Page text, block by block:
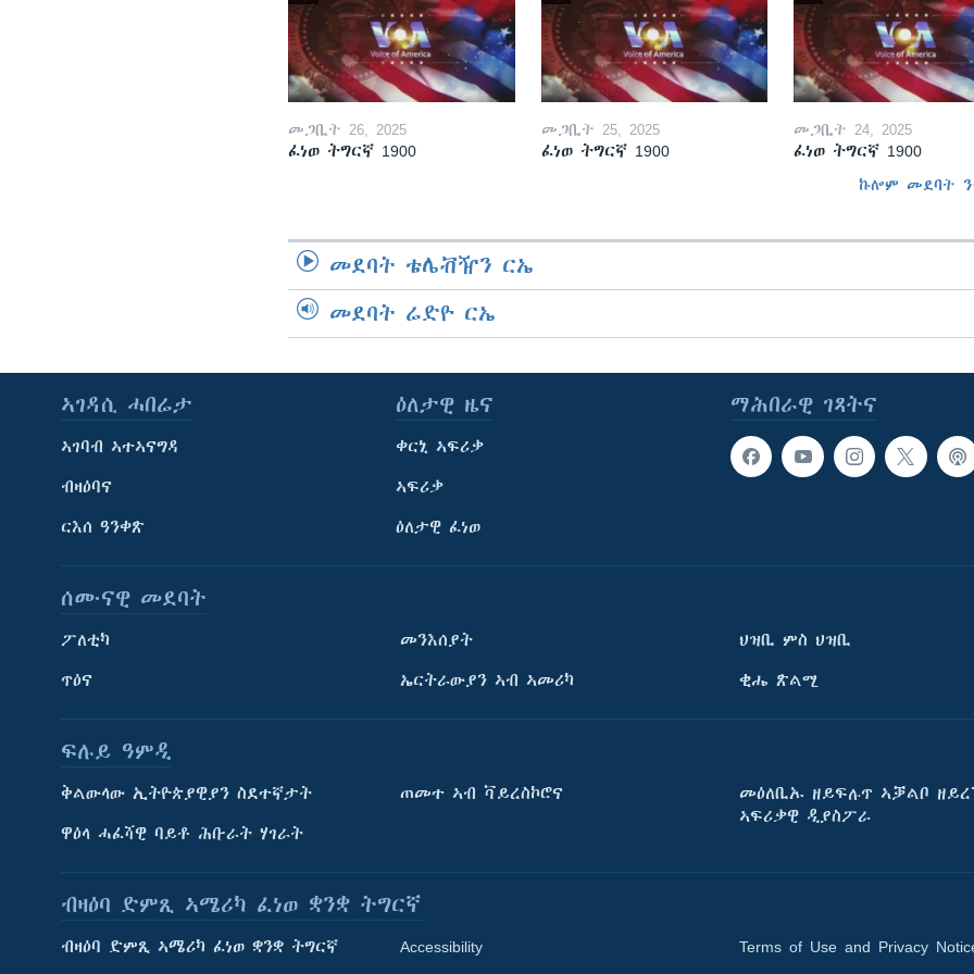
ትምህርቲ እንግሊዝኛ
ማሕበራዊ ገጻትና
መጋቢት 26, 2025
ፈነወ ትግርኛ 1900
መጋቢት 25, 2025
ፈነወ ትግርኛ 1900
መጋቢት 24, 2025
ፈነወ ትግርኛ 1900
ኩሎም መደባት
መደባት ቴሌቭዥን ርኤ
መደባት ሬድዮ ርኤ
ማሕበራዊ ገጻትና
ኣገዳሲ ሓበሬታ
ኣገባብ ኣተኣናግዳ
ብዛዕባና
ርእሰ ዓንቀጽ
ዕለታዊ ዜና
ቀርኒ ኣፍሪቃ
ኣፍሪቃ
ዕለታዊ ፈነወ
ሰሙናዊ መደባት
ፖለቲካ
ጥዕና
መንእሰያት
ኤርትራውያን ኣብ ኣመሪካ
ህዝቢ ምስ ህዝቢ
ቂሔ ጽልሚ
ፍሉይ ዓምዲ
ቅልውላው ኢትዮጵያዊያን ስደተኛታት
ዋዕላ ሓፈሻዊ ባይቶ ሕቡራት ሃገራት
ጠመተ ኣብ ቫይረስኮሮና
መዕለቢኡ ዘይፍሉጥ ኣቓልቦ
ኣፍሪቃዊ ዲያስፖራ
ብዛዕባ ድምጺ ኣሜሪካ ፈነወ ቋንቋ ትግርኛ
ብዛዕባ ድምጺ ኣሜሪካ ፈነወ ቋንቋ ትግርኛ Accessibility Terms of Use and Privacy